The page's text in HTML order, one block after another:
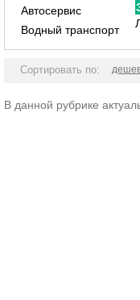
Автосервис
Водный транспорт
Сортировать по:
В данной рубрике